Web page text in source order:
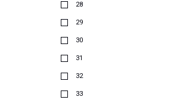
28
29
30
31
32
33